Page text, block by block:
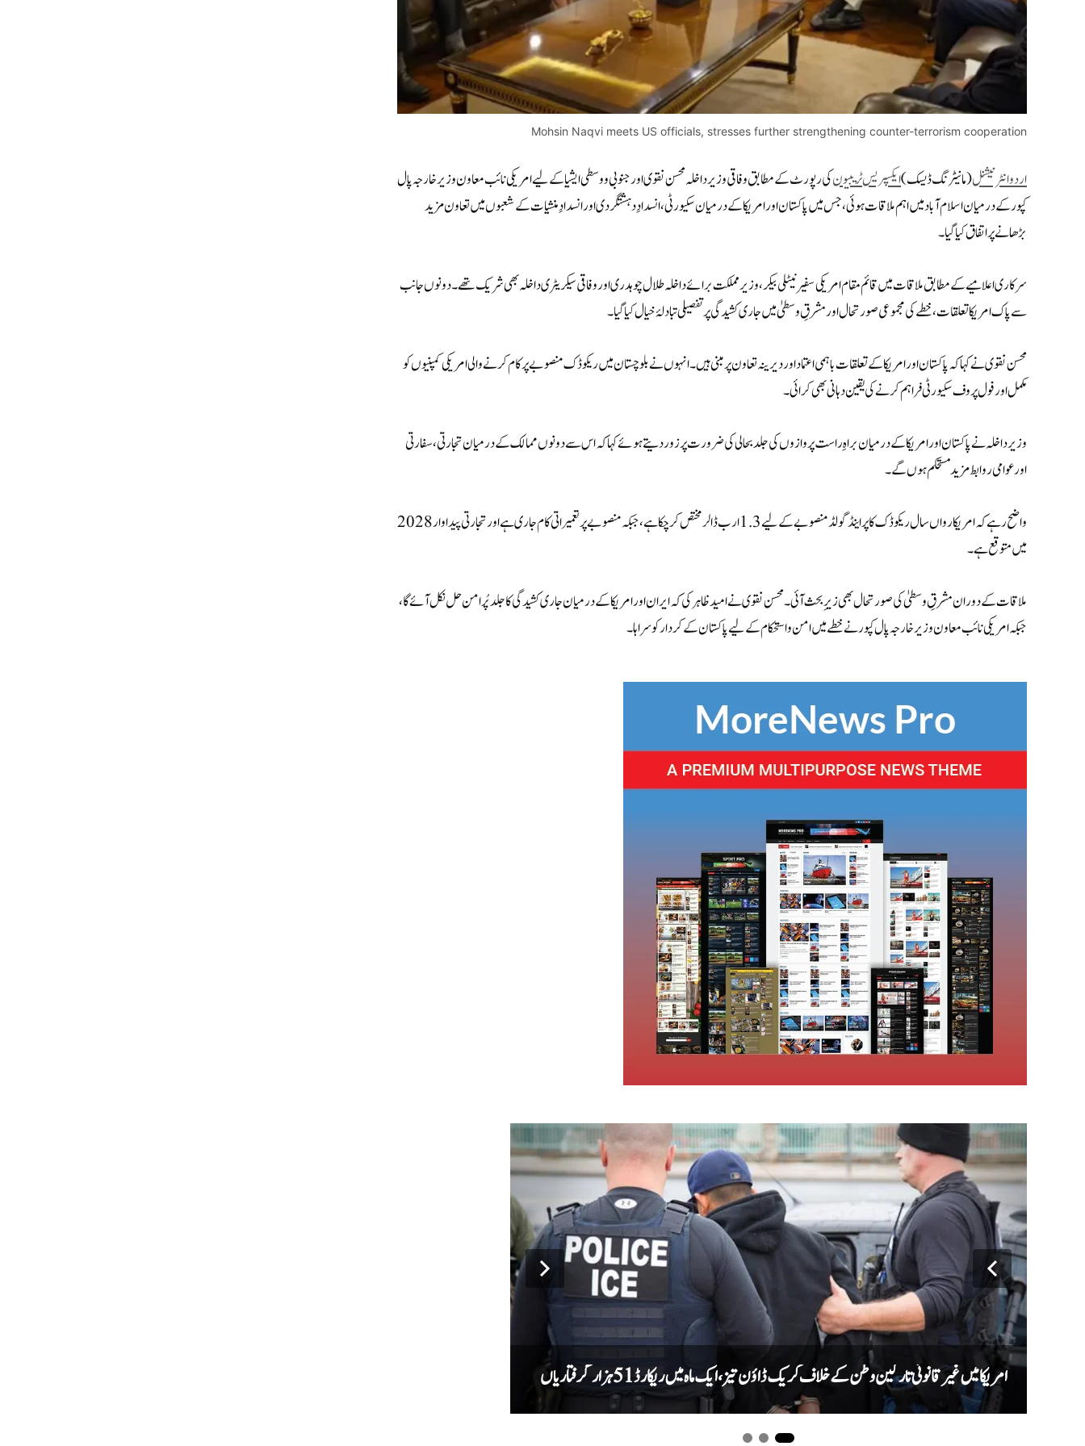
Mohsin Naqvi meets US officials, stresses further strengthening counter-terrorism cooperation
اردو انٹرنیشنل(مانیٹرنگ ڈیسک)ایکسپریس ٹریبیونکی رپورٹ کے مطابق وفاقی وزیر داخلہ محسن نقوی اور جنوبی و وسطی ایشیا کے لیے امریکی نائب معاون وزیر خارجہ پال
کپور کے درمیان اسلام آباد میں اہم ملاقات ہوئی، جس میں پاکستان اور امریکا کے درمیان سکیورٹی، انسدادِ دہشتگردی اور انسدادِ منشیات کے شعبوں میں تعاون مزید
بڑھانے پر اتفاق کیا گیا۔
سرکاری اعلامیے کے مطابق ملاقات میں قائم مقام امریکی سفیر نیٹلی بیکر، وزیر مملکت برائے داخلہ طلال چوہدری اور وفاقی سیکریٹری داخلہ بھی شریک تھے۔ دونوں جانب
سے پاک امریکا تعلقات، خطے کی مجموعی صورتحال اور مشرقِ وسطیٰ میں جاری کشیدگی پر تفصیلی تبادلۂ خیال کیا گیا۔
محسن نقوی نے کہا کہ پاکستان اور امریکا کے تعلقات باہمی اعتماد اور دیرینہ تعاون پر مبنی ہیں۔ انہوں نے بلوچستان میں ریکوڈک منصوبے پر کام کرنے والی امریکی کمپنیوں کو
مکمل اور فول پروف سکیورٹی فراہم کرنے کی یقین دہانی بھی کرائی۔
وزیر داخلہ نے پاکستان اور امریکا کے درمیان براہِ راست پروازوں کی جلد بحالی کی ضرورت پر زور دیتے ہوئے کہا کہ اس سے دونوں ممالک کے درمیان تجارتی، سفارتی
اور عوامی روابط مزید مستحکم ہوں گے۔
واضح رہے کہ امریکا رواں سال ریکوڈک کاپر اینڈ گولڈ منصوبے کے لیے 1.3 ارب ڈالر مختص کر چکا ہے، جبکہ منصوبے پر تعمیراتی کام جاری ہے اور تجارتی پیداوار 2028
میں متوقع ہے۔
ملاقات کے دوران مشرقِ وسطیٰ کی صورتحال بھی زیرِ بحث آئی۔ محسن نقوی نے امید ظاہر کی کہ ایران اور امریکا کے درمیان جاری کشیدگی کا جلد پُرامن حل نکل آئے گا،
جبکہ امریکی نائب معاون وزیر خارجہ پال کپور نے خطے میں امن و استحکام کے لیے پاکستان کے کردار کو سراہا۔
امریکا میں غیر قانونی تارکین وطن کے خلاف کریک ڈاؤن تیز، ایک ماہ میں ریکارڈ 51 ہزار گرفتاریاں